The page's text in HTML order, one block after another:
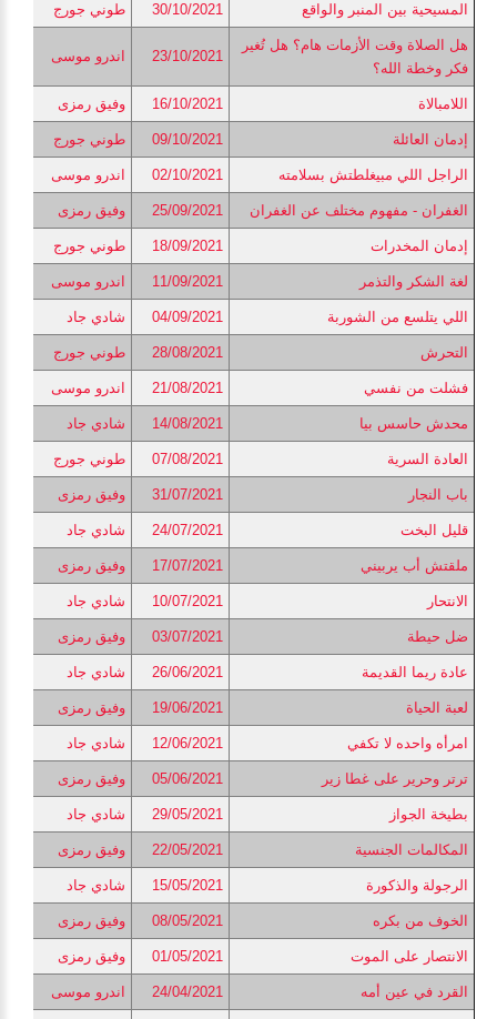
المسيحية بين المنبر والواقع 30/10/2021 طوني جورج
هل الصلاة وقت الأزمات هام؟ هل تُغير
فكر وخطة الله؟
23/10/2021 اندرو موسى
اللامبالاة 16/10/2021 وفيق رمزى
إدمان العائلة 09/10/2021 طوني جورج
الراجل اللي مبيغلطتش بسلامته 02/10/2021 اندرو موسى
الغفران - مفهوم مختلف عن الغفران 25/09/2021 وفيق رمزى
إدمان المخدرات 18/09/2021 طوني جورج
لغة الشكر والتذمر 11/09/2021 اندرو موسى
اللي يتلسع من الشوربة 04/09/2021 شادي جاد
التحرش 28/08/2021 طوني جورج
فشلت من نفسي 21/08/2021 اندرو موسى
محدش حاسس بيا 14/08/2021 شادي جاد
العادة السرية 07/08/2021 طوني جورج
باب النجار 31/07/2021 وفيق رمزى
قليل البخت 24/07/2021 شادي جاد
ملقتش أب يربيني 17/07/2021 وفيق رمزى
الانتحار 10/07/2021 شادي جاد
ضل حيطة 03/07/2021 وفيق رمزى
عادة ريما القديمة 26/06/2021 شادي جاد
لعبة الحياة 19/06/2021 وفيق رمزى
امرأه واحده لا تكفي 12/06/2021 شادي جاد
ترتر وحرير على غطا زير 05/06/2021 وفيق رمزى
بطيخة الجواز 29/05/2021 شادي جاد
المكالمات الجنسية 22/05/2021 وفيق رمزى
الرجولة والذكورة 15/05/2021 شادي جاد
الخوف من بكره 08/05/2021 وفيق رمزى
الانتصار على الموت 01/05/2021 وفيق رمزى
القرد في عين أمه 24/04/2021 اندرو موسى